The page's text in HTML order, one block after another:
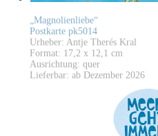
„Magnolienliebe“
Postkarte pk5014
Urheber: Antje Therés Kral
Format: 17,2 x 12,1 cm
Ausrichtung: quer
Lieferbar: ab Dezember 2026